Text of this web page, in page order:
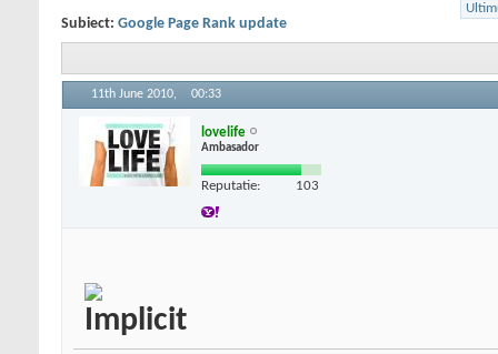
Subiect: Google Page Rank update
11th June 2010, 00:33
lovelife
Ambasador
Reputatie: 103